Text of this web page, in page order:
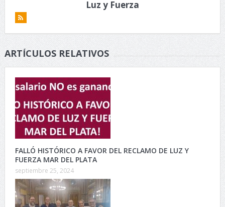
Luz y Fuerza
ARTÍCULOS RELATIVOS
FALLÓ HISTÓRICO A FAVOR DEL RECLAMO DE LUZ Y
FUERZA MAR DEL PLATA
septiembre 25, 2024